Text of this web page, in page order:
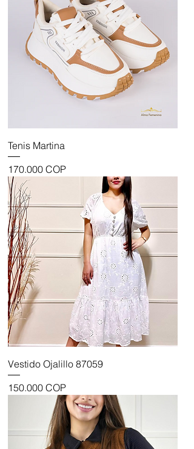
Tenis Martina
Precio
170.000 COP
Vestido Ojalillo 87059
Precio
150.000 COP